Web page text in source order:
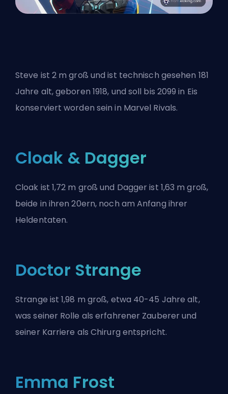
Steve ist 2 m groß und ist technisch gesehen 181
Jahre alt, geboren 1918, und soll bis 2099 in Eis
konserviert worden sein in Marvel Rivals.
Cloak & Dagger
Cloak ist 1,72 m groß und Dagger ist 1,63 m groß,
beide in ihren 20ern, noch am Anfang ihrer
Heldentaten.
Doctor Strange
Strange ist 1,98 m groß, etwa 40-45 Jahre alt,
was seiner Rolle als erfahrener Zauberer und
seiner Karriere als Chirurg entspricht.
Emma Frost